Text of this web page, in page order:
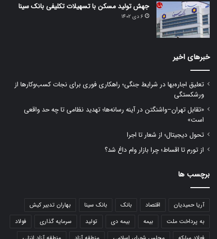
جهش تولید مسکن با تسهیلات تکلیفی بانک سینا
6 دی 1402
خبرهای اخیر
تعلیق اجاره‌بها در شرایط جنگی؛ راهکاری فوری برای نجات کسب‌وکارها از
ورشکستگی
«تقابل تهران–واشنگتن در آینه رسانه‌ها؛ تهدید نظامی تا چه حد واقعی
است»
تحول دیجیتال؛ از شعار تا اجرا
از تورم تا اقساط؛ چرا بازار وام داغ شد؟
برچسب ها
آریا حمیدیان اقتصاد بانک بانک سینا
بهاران تدبیر کیش
به پرداخت ملت
بیمه بیمه دی تولید سرمایه گذاری
فولاد